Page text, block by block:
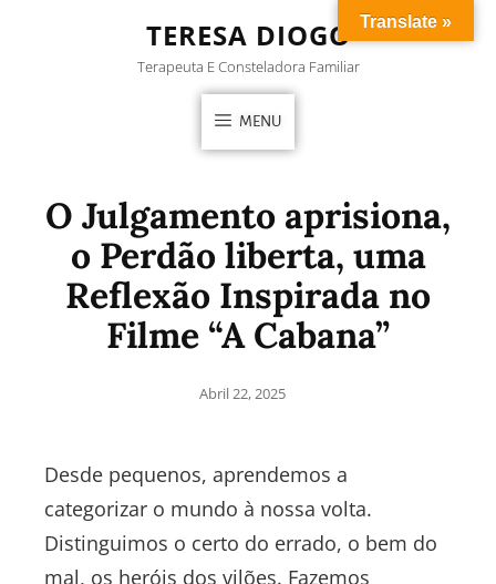
TERESA DIOGO
Terapeuta E Consteladora Familiar
MENU
O Julgamento aprisiona,
o Perdão liberta, uma
Reflexão Inspirada no
Filme “A Cabana”
Abril 22, 2025
Desde pequenos, aprendemos a
categorizar o mundo à nossa volta.
Distinguimos o certo do errado, o bem do
mal, os heróis dos vilões. Fazemos
Translate »